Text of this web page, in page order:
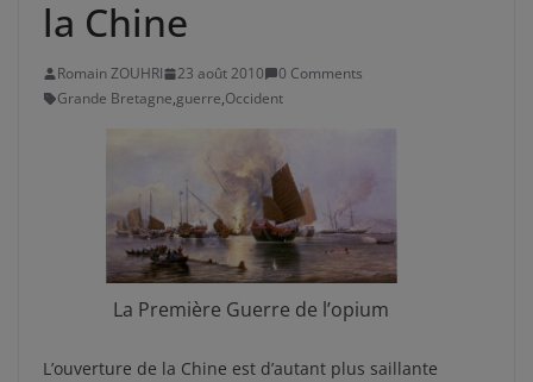
la Chine
Romain ZOUHRI 23 août 2010
0 Comments
Grande Bretagne,guerre,Occident
La Première Guerre de l’opium
L’ouverture de la Chine est d’autant plus saillante